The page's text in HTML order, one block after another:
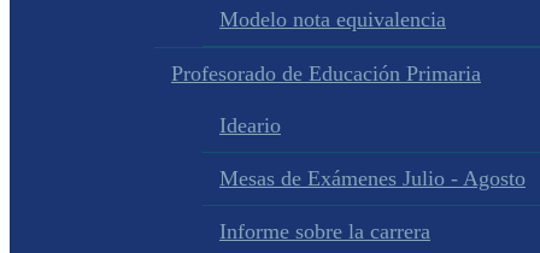
Modelo nota equivalencia
Profesorado de Educación Primaria
Ideario
Mesas de Exámenes Julio - Agosto
Informe sobre la carrera